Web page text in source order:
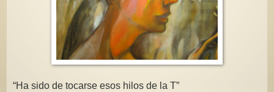
“Ha sido de tocarse esos hilos de la T”